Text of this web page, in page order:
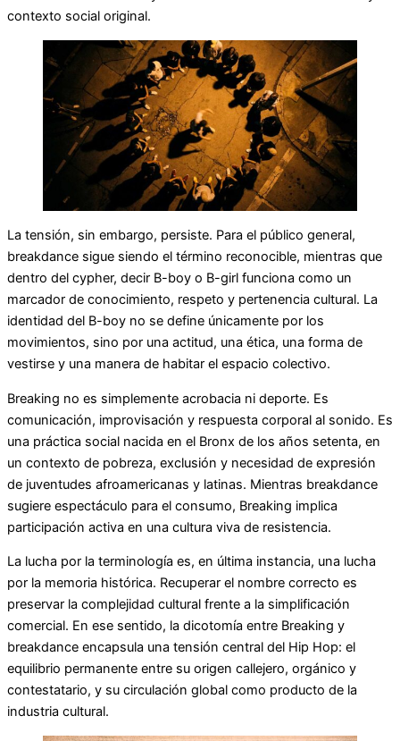
contexto social original.
La tensión, sin embargo, persiste. Para el público general,
breakdance sigue siendo el término reconocible, mientras que
dentro del cypher, decir B-boy o B-girl funciona como un
marcador de conocimiento, respeto y pertenencia cultural. La
identidad del B-boy no se define únicamente por los
movimientos, sino por una actitud, una ética, una forma de
vestirse y una manera de habitar el espacio colectivo.
Breaking no es simplemente acrobacia ni deporte. Es
comunicación, improvisación y respuesta corporal al sonido. Es
una práctica social nacida en el Bronx de los años setenta, en
un contexto de pobreza, exclusión y necesidad de expresión
de juventudes afroamericanas y latinas. Mientras breakdance
sugiere espectáculo para el consumo, Breaking implica
participación activa en una cultura viva de resistencia.
La lucha por la terminología es, en última instancia, una lucha
por la memoria histórica. Recuperar el nombre correcto es
preservar la complejidad cultural frente a la simplificación
comercial. En ese sentido, la dicotomía entre Breaking y
breakdance encapsula una tensión central del Hip Hop: el
equilibrio permanente entre su origen callejero, orgánico y
contestatario, y su circulación global como producto de la
industria cultural.